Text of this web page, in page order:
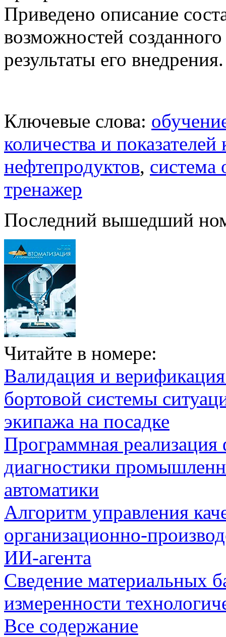
Приведено описание
возможностей
результаты его внедрения.
Ключевые слова:
количества и
нефтепродуктов, система
тренажер
Последний вышедший
Читайте в номере:
Валидация и
бортовой системы
экипажа на посадке
Программная
диагностики
автоматики
Алгоритм управления
организационно-
ИИ-агента
Сведение материальных
измеренности
Все содержание